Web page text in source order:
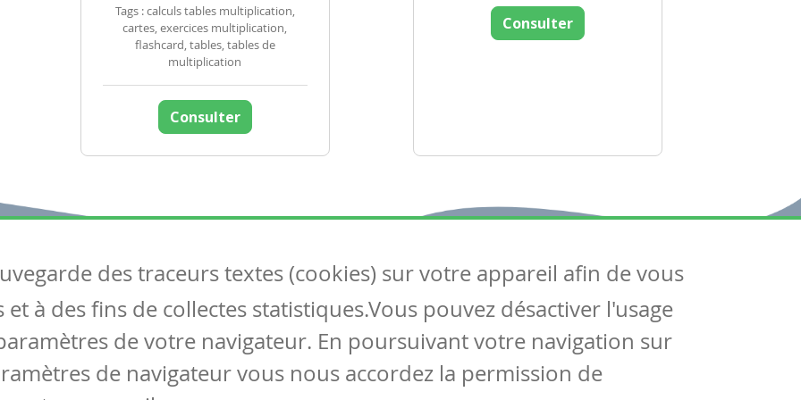
Tags : calculs tables multiplication,
cartes, exercices multiplication,
flashcard, tables, tables de
multiplication
Consulter
Consulter
Articles
Tous les articles
Articles DYS
Circulaires
Suivez-nous
Contactez-nous
Soutien scolaire
des traceurs textes (cookies) sur votre appareil afin de vous
à des fins de collectes statistiques.Vous pouvez désactiver l'usage
de votre navigateur. En poursuivant votre navigation sur
de navigateur vous nous accordez la permission de